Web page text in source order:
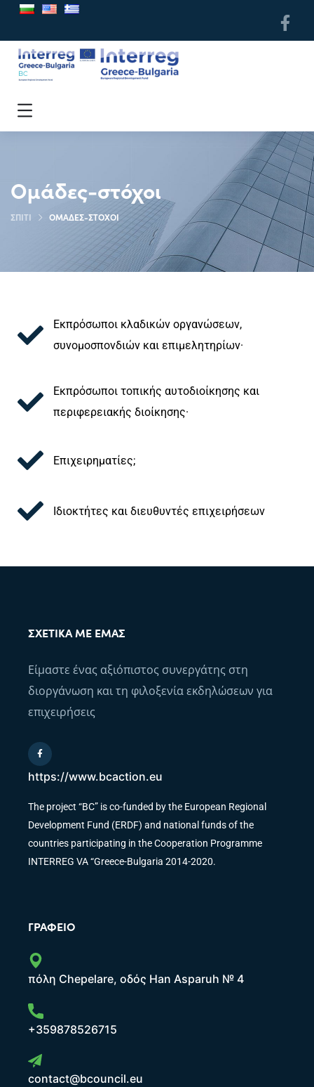
Ομάδες-στόχοι
ΣΠΊΤΙ ΟΜΆΔΕΣ-ΣΤΌΧΟΙ
Εκπρόσωποι κλαδικών οργανώσεων,
συνομοσπονδιών και επιμελητηρίων·
Εκπρόσωποι τοπικής αυτοδιοίκησης και
περιφερειακής διοίκησης·
Επιχειρηματίες;
Ιδιοκτήτες και διευθυντές επιχειρήσεων
ΣΧΕΤΙΚΆ ΜΕ ΕΜΆΣ
Είμαστε ένας αξιόπιστος συνεργάτης στη
διοργάνωση και τη φιλοξενία εκδηλώσεων για
επιχειρήσεις
https://www.bcaction.eu
The project “BC” is co-funded by the European Regional
Development Fund (ERDF) and national funds of the
countries participating in the Cooperation Programme
INTERREG VA “Greece-Bulgaria 2014-2020.
ΓΡΑΦΕΊΟ
πόλη Chepelare, οδός Han Asparuh № 4
+359878526715
contact@bcouncil.eu